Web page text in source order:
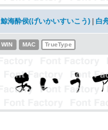
鯨海酔侯(げいかいすいこう) 白
WIN MAC TrueType